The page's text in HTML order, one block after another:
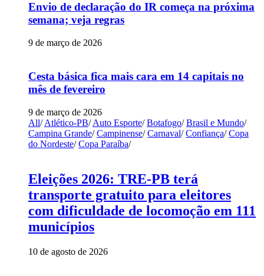
Envio de declaração do IR começa na próxima
semana; veja regras
9 de março de 2026
Cesta básica fica mais cara em 14 capitais no
mês de fevereiro
9 de março de 2026
All/ Atlético-PB/ Auto Esporte/ Botafogo/ Brasil e Mundo/
Campina Grande/ Campinense/ Carnaval/ Confiança/ Copa
do Nordeste/ Copa Paraíba/
Eleições 2026: TRE-PB terá
transporte gratuito para eleitores
com dificuldade de locomoção em 111
municípios
10 de agosto de 2026